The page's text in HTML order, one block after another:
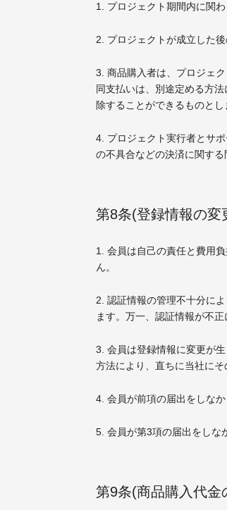
1. プロジェクト期間内に関
2. プロジェクトが成立した
3. 商品購入者は、プロジェ
同支払いは、別途定める方
除することができるものとし
4. プロジェクト実行者とサ
の不具合などの決済に関す
第8条(登録情報の変
1. 会員は自己の責任と費用
ん。
2. 認証情報の管理不十分に
ます。万一、認証情報が不
3. 会員は登録情報に変更が
方法により、直ちに当社に
4. 会員が前項の届出をしな
5. 会員が第3項の届出をしな
第9条(商品購入代金